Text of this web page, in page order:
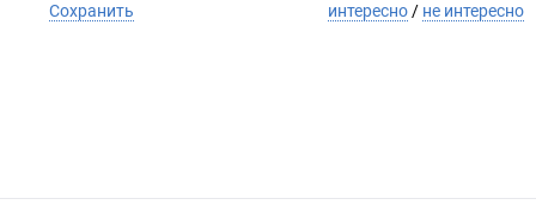
Сохранить интересно / не интересно